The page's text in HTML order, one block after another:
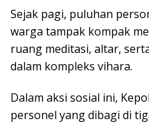
Sejak pagi, puluhan
warga tampak kompak
ruang meditasi, altar,
dalam kompleks vihara.
Dalam aksi sosial ini,
personel yang dibagi di